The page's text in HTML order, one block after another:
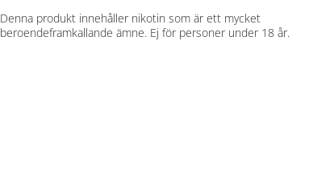
Denna produkt innehåller nikotin som är ett mycket
beroendeframkallande ämne. Ej för personer under 18 år.